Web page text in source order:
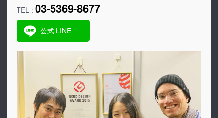
TEL : 03-5369-8677
公式 LINE